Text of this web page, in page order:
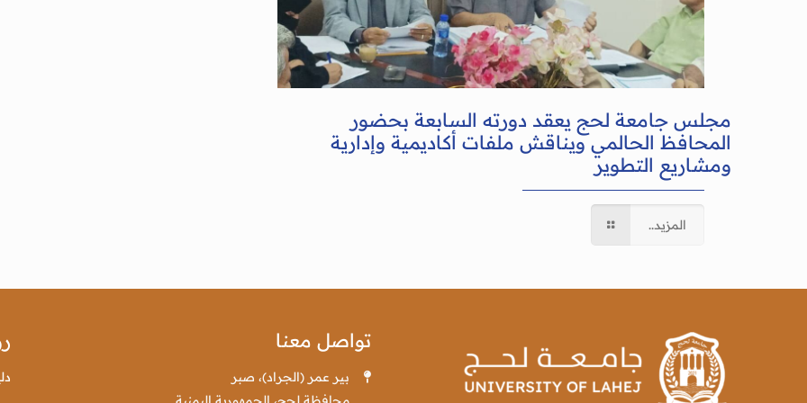
مجلس جامعة لحج يعقد دورته السابعة بحضور
المحافظ الحالمي ويناقش ملفات أكاديمية وإدارية
ومشاريع التطوير
المزيد..
تواصل معنا
بير عمر (الجراد)، صبر